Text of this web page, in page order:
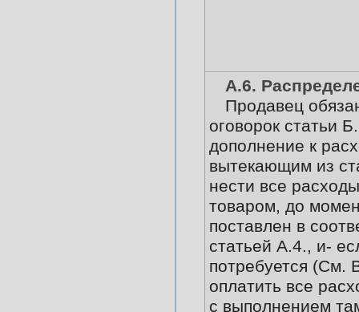
А.6.
Продавец
оговорок статьи
дополнение к
вытекающим из
нести все
товаром, до
поставлен в
статьей А.4., и-
потребуется (См.
оплатить все
с выполнением